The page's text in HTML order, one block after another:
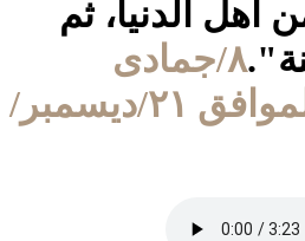
الدنيا، ثم
٨/جمادى
الآخرة/١٤٤٥ الموافق ٢١/ديسمبر/